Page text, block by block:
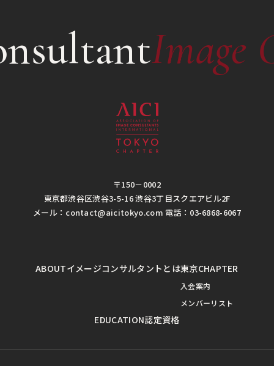
Image
〒150－0002
東京都渋谷区渋谷3-5-16 渋谷3丁目スクエアビル2F
メール：contact@aicitokyo.com 電話：03-6868-6067
ABOUTイメージコンサルタントとは東京CHAPTER
入会案内
メンバーリスト
EDUCATION認定資格